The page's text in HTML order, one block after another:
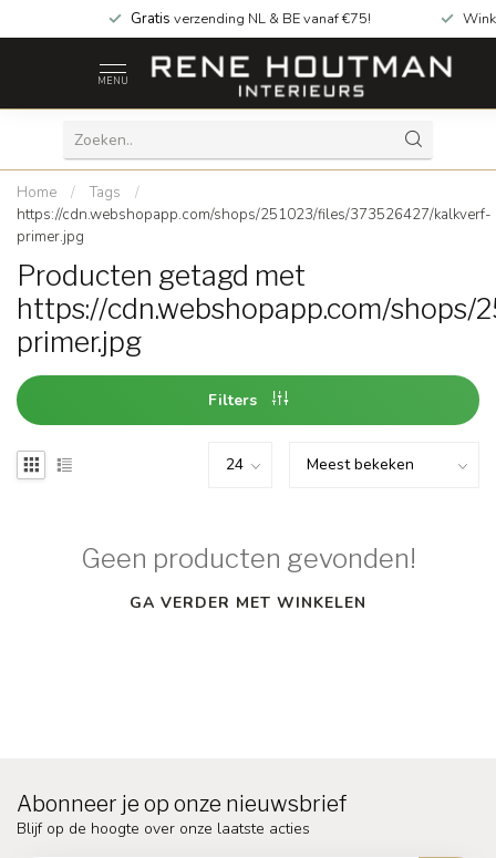
Gratis verzending NL & BE vanaf €75!
MENU
Home / Tags
/
https://cdn.webshopapp.com/shops/251023/files/373526427/kalkverf-
primer.jpg
Producten getagd met
https://cdn.webshopapp.com/
primer.jpg
Filters
Geen producten gevonden!
GA VERDER MET WINKELEN
Abonneer je op onze nieuwsbrief
Blijf op de hoogte over onze laatste acties